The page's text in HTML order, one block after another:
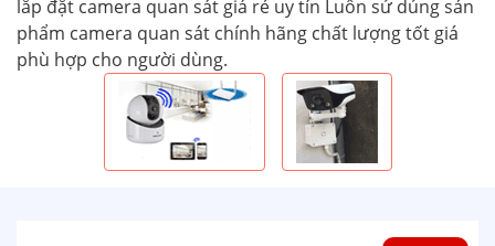
lắp đặt camera quan sát giá rẻ uy tín Luôn sử dủng sản
phẩm camera quan sát chính hãng chất lượng tốt giá
phù hợp cho người dùng.